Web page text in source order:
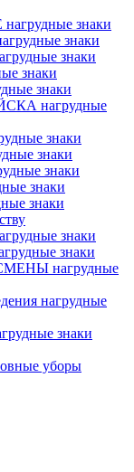
знаки
знаки
знаки
знаки
знаки
нагрудные
знаки
знаки
знаки
знаки
знаки
знаки
знаки
нагрудные
нагрудные
знаки
уборы